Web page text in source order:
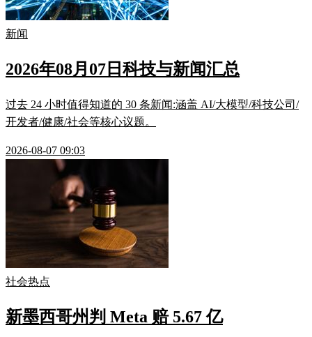
新闻
2026年08月07日科技与新闻汇总
过去 24 小时值得知道的 30 条新闻:涵盖 AI/大模型/科技公司/
开发者/健康/社会等核心议题。
2026-08-07 09:03
社会热点
新墨西哥州判 Meta 赔 5.67 亿